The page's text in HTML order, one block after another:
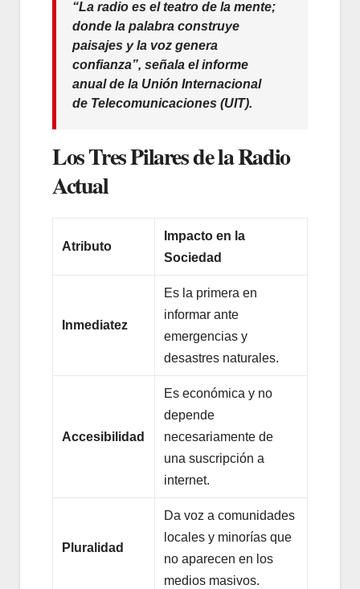
“La radio es el teatro de la mente;
donde la palabra construye
paisajes y la voz genera
confianza”, señala el informe
anual de la Unión Internacional
de Telecomunicaciones (UIT).
Los Tres Pilares de la Radio
Actual
Atributo
Impacto en la
Sociedad
Inmediatez
Es la primera en
informar ante
emergencias y
desastres naturales.
Accesibilidad
Es económica y no
depende
necesariamente de
una suscripción a
internet.
Pluralidad
Da voz a comunidades
locales y minorías que
no aparecen en los
medios masivos.